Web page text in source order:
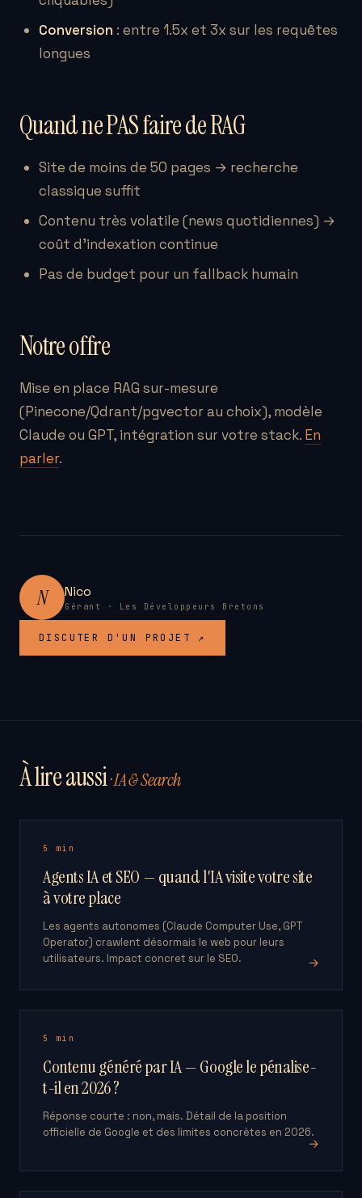
Conversion : entre 1.5x et 3x sur les requêtes
longues
Quand ne PAS faire de RAG
Site de moins de 50 pages → recherche
classique suffit
Contenu très volatile (news quotidiennes) →
coût d’indexation continue
Pas de budget pour un fallback humain
Notre offre
Mise en place RAG sur-mesure
(Pinecone/Qdrant/pgvector au choix), modèle
Claude ou GPT, intégration sur votre stack. En
parler.
N Nico
Gérant · Les Développeurs Bretons
DISCUTER D'UN PROJET ↗
À lire aussi· IA & Search
5 min
Agents IA et SEO — quand l'IA visite votre site
à votre place
Les agents autonomes (Claude Computer Use, GPT
Operator) crawlent désormais le web pour leurs
utilisateurs. Impact concret sur le SEO.
→
5 min
Contenu généré par IA — Google le pénalise-
t-il en 2026 ?
Réponse courte : non, mais. Détail de la position
officielle de Google et des limites concrètes en 2026.
→